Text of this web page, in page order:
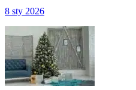
8 sty 2026